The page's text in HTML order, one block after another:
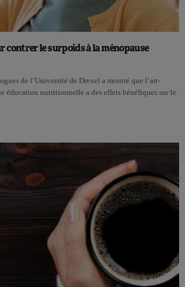
contrer le surpoids à la ménopause
de l’Université de Drexel a montré que l’art-
éducation nutritionnelle a des effets bénéfiques sur le